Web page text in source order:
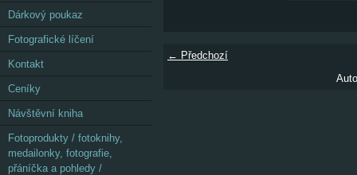
← Předchozí
Dárkový poukaz
Fotografické líčení
Kontakt
Ceníky
Návštěvní kniha
Fotoprodukty / fotoknihy,
medailonky, fotografie,
přáníčka a pohledy /